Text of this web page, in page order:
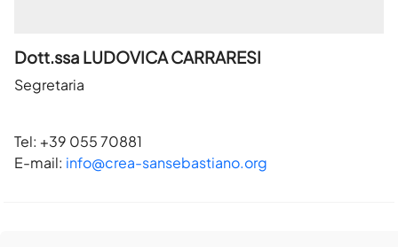
Dott.ssa LUDOVICA CARRARESI
Segretaria
Tel: +39 055 70881
E-mail: info@crea-sansebastiano.org